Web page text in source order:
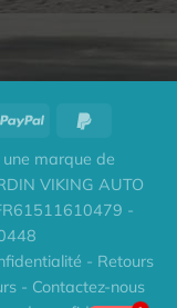
une marque de
VIKING AUTO
-
- Retours
- Contactez-nous